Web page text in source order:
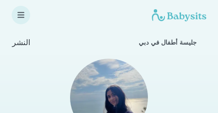
جليسة أطفال في دبي النشر